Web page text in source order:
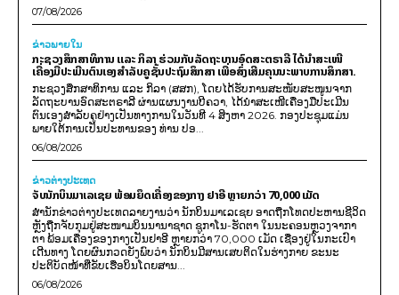
07/08/2026
ຂ່າວພາຍ​ໃນ
ກະຊວງສຶກສາທິການ ແລະ ກິລາ ຮ່ວມກັບລັດຖະບານອົດສະຕຣາລີ ໄດ້ນຳສະເໜີ
ເຄື່ອງມືປະເມີນຕົນເອງສຳລັບຄູຊັ້ນປະຖົມສຶກສາ ເພື່ອສົ່ງເສີມຄຸນນະພາບການສຶກສາ.
ກະຊວງສຶກສາທິການ ແລະ ກິລາ (ສສກ), ໂດຍໄດ້ຮັບການສະໜັບສະໜູນຈາກ
ລັດຖະບານອົດສະຕຣາລີ ຜ່ານແຜນງານບີຄວາ, ໄດ້ນຳສະເໜີເຄື່ອງມືປະເມີນ
ຕົນເອງສຳລັບຄູຢ່າງເປັນທາງການໃນວັນທີ 4 ສິງຫາ 2026. ກອງປະຊຸມແມ່ນ
ພາຍໃຕ້ການເປັນປະທານຂອງ ທ່ານ ປອ...
06/08/2026
ຂ່າວຕ່າງປະເທດ
ຈັບນັກບິນມາເລເຊຍ ພ້ອມຍຶດເຄື່ອງຂອງກາງ ຢາອີ ຫຼາຍກວ່າ 70,000 ເມັດ
ສຳນັກຂ່າວຕ່າງປະເທດລາຍງານວ່າ ນັກບິນມາເລເຊຍ ອາດຖືກໂທດປະຫານຊີວິດ
ຫຼັງຖືກຈັບກຸມຢູ່ສະໜາມບິນນານາຊາດ ຊູກາໂນ-ຮັດຕາ ໃນນະຄອນຫຼວງຈາກາ
ຕາ ພ້ອມເຄື່ອງຂອງກາງເປັນຢາອີ ຫຼາຍກວ່າ 70,000 ເມັດ ເຊື່ອງຢູ່ໃນກະເປົາ
ເດີນທາງ ໂດຍຜົນກວດຍັງພົບວ່າ ນັກບິນມີສານເສບຕິດໃນຮ່າງກາຍ ຂະນະ
ປະຕິບັດໜ້າທີ່ຂັບເຮືອບິນໂດຍສານ...
06/08/2026